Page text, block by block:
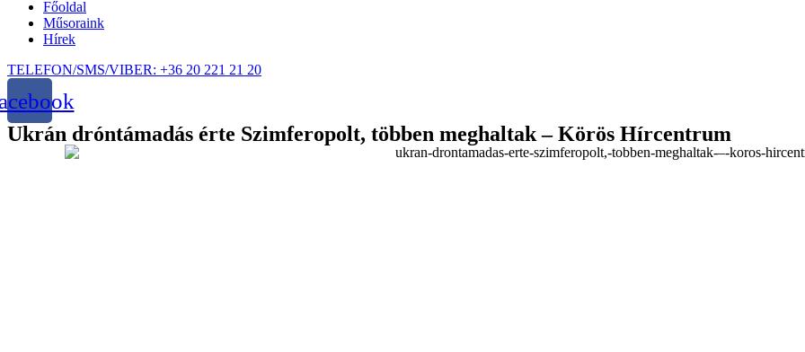
Főoldal
Műsoraink
Hírek
TELEFON/SMS/VIBER: +36 20 221 21 20
Ukrán dróntámadás érte Szimferopolt, többen meghaltak – Körös Hírcentrum